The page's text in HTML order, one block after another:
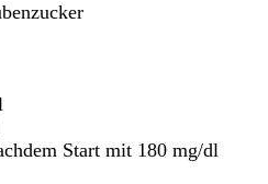
Start mit 180 mg/dl